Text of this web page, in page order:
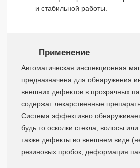
и стабильной работы.
Применение
Автоматическая инспекционная
предназначена для обнаружения
внешних дефектов в прозрачных
содержат лекарственные
Система эффективно
будь то осколки стекла, волосы
также дефекты во внешнем виде
резиновых пробок, деформация